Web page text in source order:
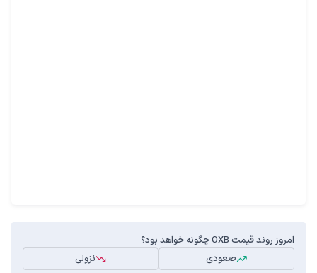
امروز روند قیمت OXB چگونه خواهد بود؟
صعودی
نزولی